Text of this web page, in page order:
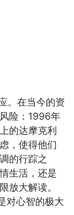
。在当今的资
险：1996年
的达摩克利
，使得他们
的行踪之
生活，还是
放大解读。
对心智的极大